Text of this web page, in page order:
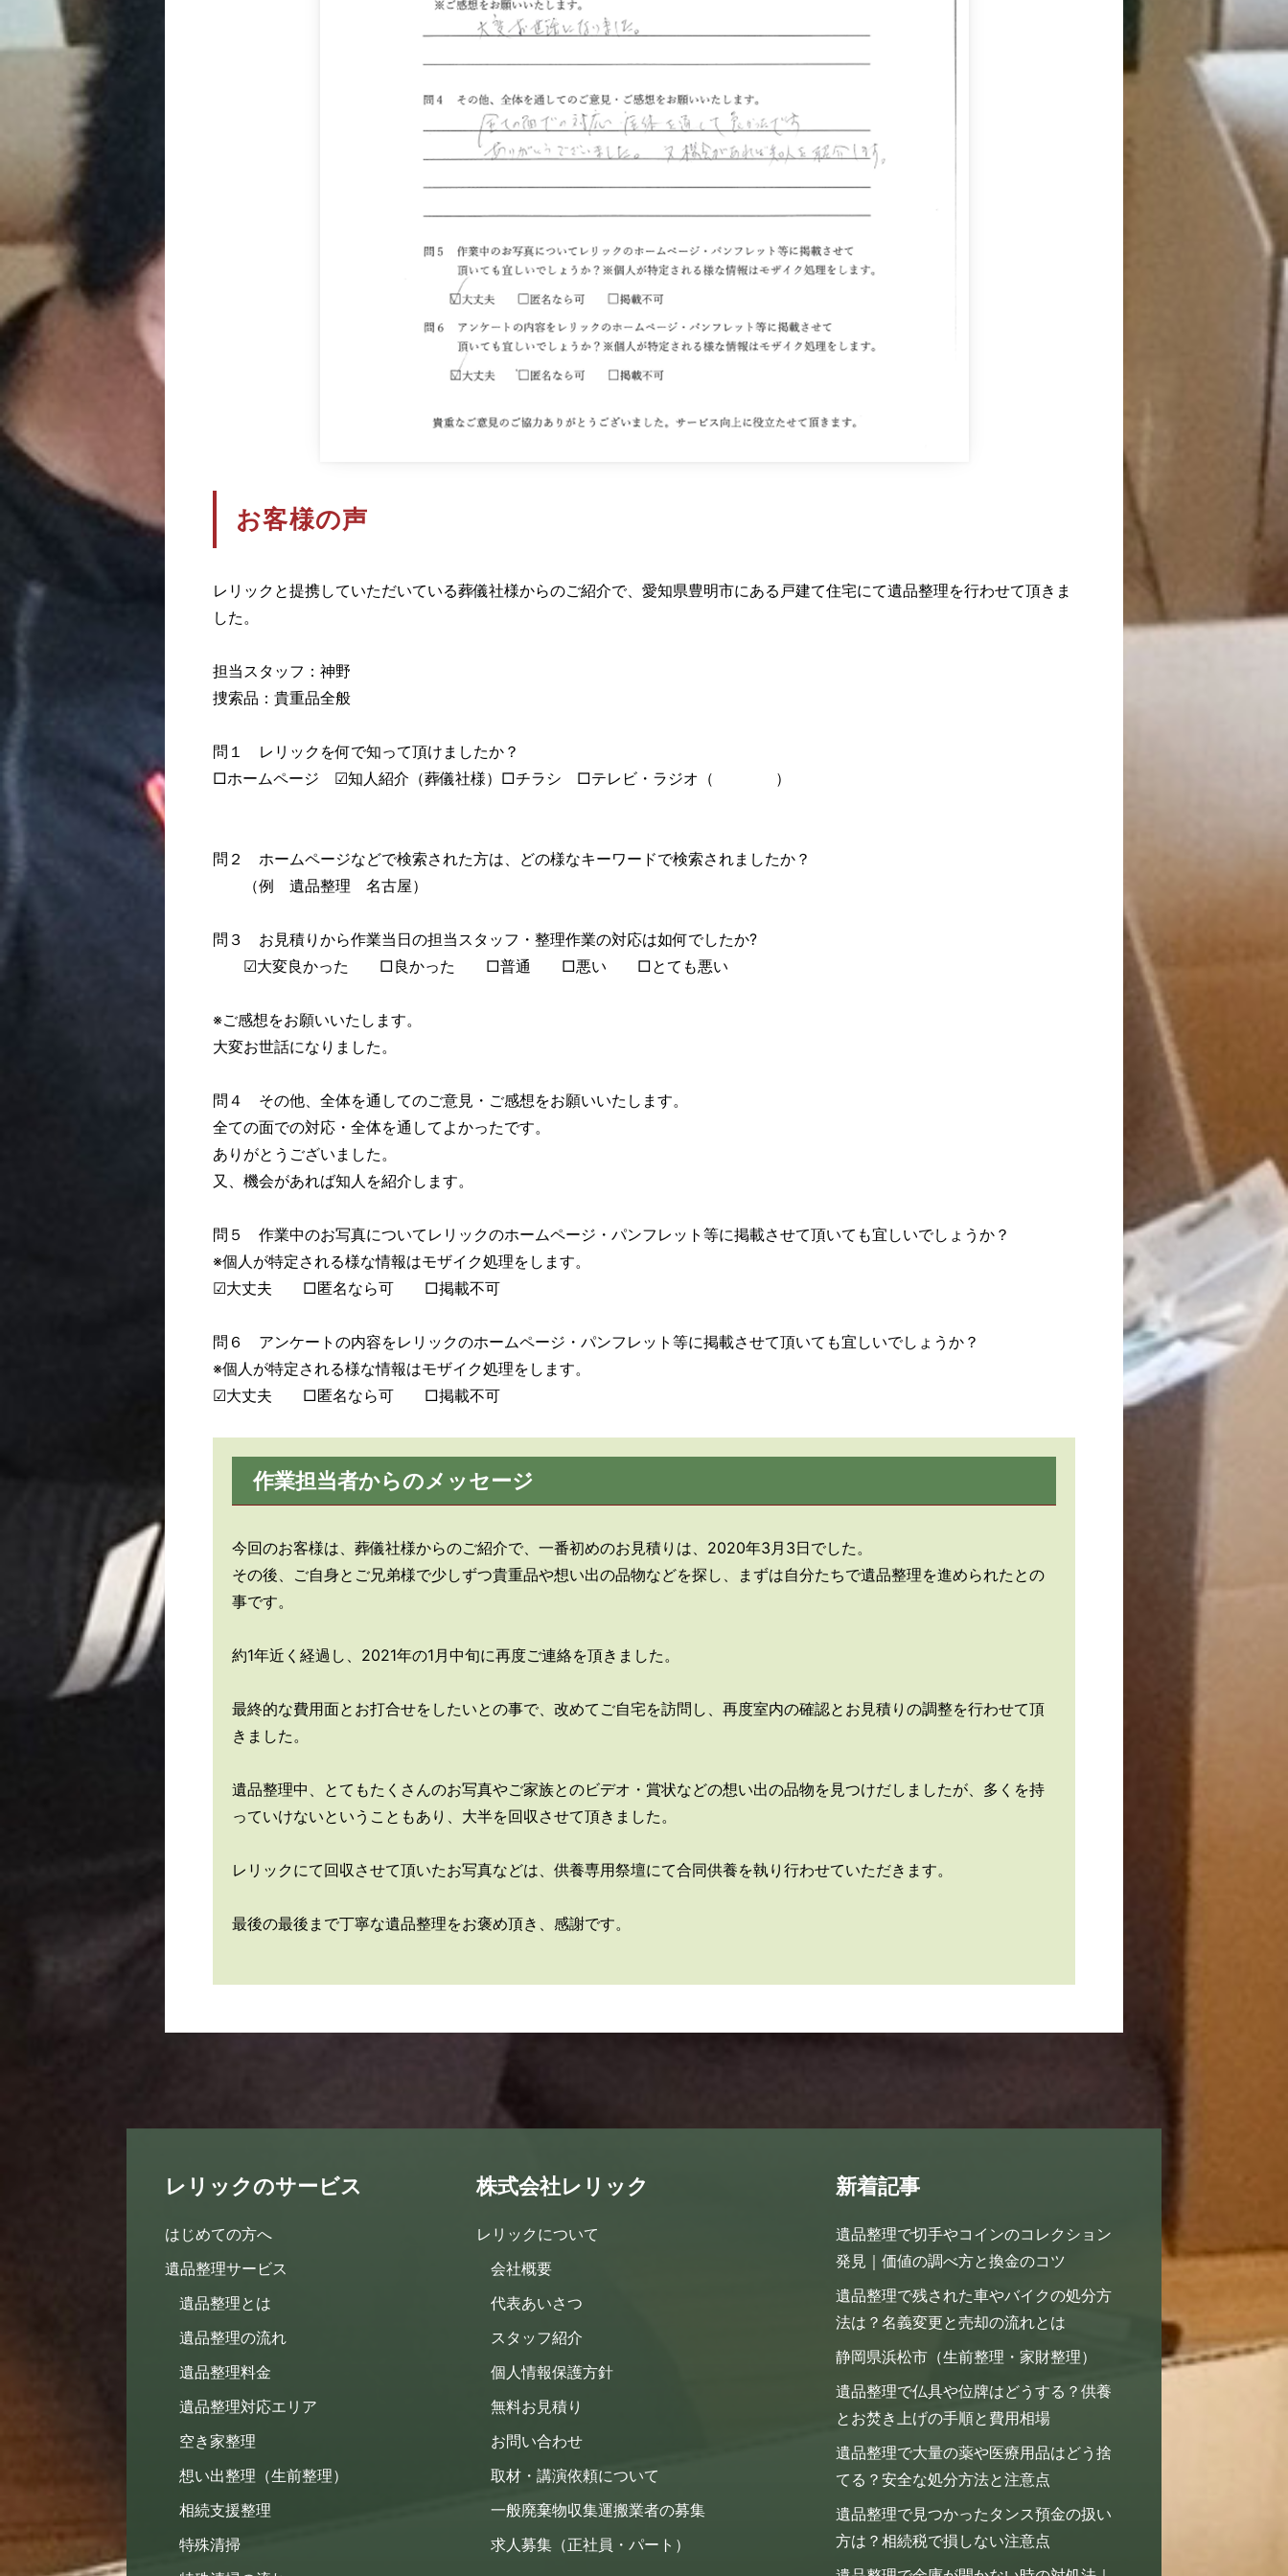
お客様の声
レリックと提携していただいている葬儀社様からのご紹介で、愛知県豊明市にある戸建て住宅にて遺品整理を行わせて頂きま
した。
担当スタッフ：神野
捜索品：貴重品全般
問１ レリックを何で知って頂けましたか？
□ホームページ ☑知人紹介（葬儀社様）□チラシ □テレビ・ラジオ（ ）
問２ ホームページなどで検索された方は、どの様なキーワードで検索されましたか？
（例 遺品整理 名古屋）
問３ お見積りから作業当日の担当スタッフ・整理作業の対応は如何でしたか?
☑大変良かった □良かった □普通 □悪い □とても悪い
※ご感想をお願いいたします。
大変お世話になりました。
問４ その他、全体を通してのご意見・ご感想をお願いいたします。
全ての面での対応・全体を通してよかったです。
ありがとうございました。
又、機会があれば知人を紹介します。
問５ 作業中のお写真についてレリックのホームページ・パンフレット等に掲載させて頂いても宜しいでしょうか？
※個人が特定される様な情報はモザイク処理をします。
☑大丈夫 □匿名なら可 □掲載不可
問６ アンケートの内容をレリックのホームページ・パンフレット等に掲載させて頂いても宜しいでしょうか？
※個人が特定される様な情報はモザイク処理をします。
☑大丈夫 □匿名なら可 □掲載不可
作業担当者からのメッセージ
今回のお客様は、葬儀社様からのご紹介で、一番初めのお見積りは、2020年3月3日でした。
その後、ご自身とご兄弟様で少しずつ貴重品や想い出の品物などを探し、まずは自分たちで遺品整理を進められたとの
事です。
約1年近く経過し、2021年の1月中旬に再度ご連絡を頂きました。
最終的な費用面とお打合せをしたいとの事で、改めてご自宅を訪問し、再度室内の確認とお見積りの調整を行わせて頂
きました。
遺品整理中、とてもたくさんのお写真やご家族とのビデオ・賞状などの想い出の品物を見つけだしましたが、多くを持
っていけないということもあり、大半を回収させて頂きました。
レリックにて回収させて頂いたお写真などは、供養専用祭壇にて合同供養を執り行わせていただきます。
最後の最後まで丁寧な遺品整理をお褒め頂き、感謝です。
レリックのサービス
はじめての方へ
遺品整理サービス
遺品整理とは
遺品整理の流れ
遺品整理料金
遺品整理対応エリア
空き家整理
想い出整理（生前整理）
相続支援整理
特殊清掃
株式会社レリック
レリックについて
会社概要
代表あいさつ
スタッフ紹介
個人情報保護方針
無料お見積り
お問い合わせ
取材・講演依頼について
一般廃棄物収集運搬業者の募集
求人募集（正社員・パート）
新着記事
遺品整理で切手やコインのコレクション
発見｜価値の調べ方と換金のコツ
遺品整理で残された車やバイクの処分方
法は？名義変更と売却の流れとは
静岡県浜松市（生前整理・家財整理）
遺品整理で仏具や位牌はどうする？供養
とお焚き上げの手順と費用相場
遺品整理で大量の薬や医療用品はどう捨
てる？安全な処分方法と注意点
遺品整理で見つかったタンス預金の扱い
方は？相続税で損しない注意点